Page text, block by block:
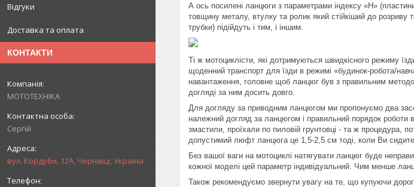
Відгуки
Доставка та оплата
КОНТАКТИ
МОТОТЕХНІКА
Сергій
вул. Кордуби, 12А, Чернівці, Україна
А ось посилені ланцюги з параметрами індексу «Н»
товщину металу, втулку та ролик який стійкіший до розриву
трубки) підійдуть і тим, і іншим.
Ті ж мотоциклісти, які дотримуються швидкісного режиму
щоденний транспорт для їзди в режимі «будинок-робота/
навантаження, головне щоб ланцюг був з правильним
догляді за ним досить довго.
Для догляду за приводним ланцюгом ми пропонуємо два
належний догляд за ланцюгом і правильний порядок роботи
змастили, проїхали по пиловій грунтовці - та ж процедура,
допустимий люфт ланцюга це 1,5-2,5 см тоді, коли Ви сидите
Без вашої ваги на мотоциклі натягувати ланцюг буде
кожної моделі цей параметр індивідуальний. Чим менше
Також рекомендуємо звернути увагу на те, що купуючи